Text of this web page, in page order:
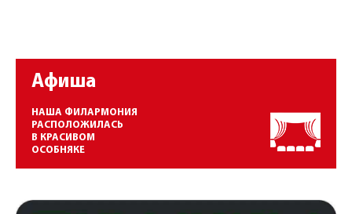
Афиша
НАША ФИЛАРМОНИЯ
РАСПОЛОЖИЛАСЬ
В КРАСИВОМ
ОСОБНЯКЕ